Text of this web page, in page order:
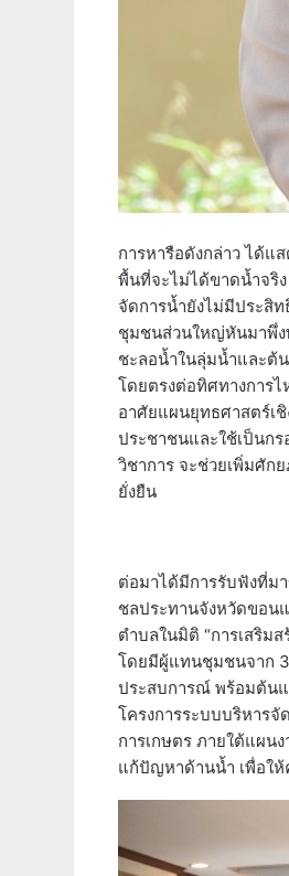
การหารือดังกล่าว ได้แ
พื้นที่จะไม่ได้ขาดน้ำจริ
จัดการน้ำยังไม่มีประสิ
ชุมชนส่วนใหญ่หันมาพึ่ง
ชะลอน้ำในลุ่มน้ำและต้
โดยตรงต่อทิศทางการ
อาศัยแผนยุทธศาสตร์เ
ประชาชนและใช้เป็นก
วิชาการ จะช่วยเพิ่มศัก
ยั่งยืน
ต่อมาได้มีการรับฟังที่ม
ชลประทานจังหวัดขอน
ตำบลในมิติ “การเสริม
โดยมีผู้แทนชุมชนจาก 3
ประสบการณ์ พร้อมต้น
โครงการระบบบริหาร
การเกษตร ภายใต้แผน
แก้ปัญหาด้านน้ำ เพื่อใ